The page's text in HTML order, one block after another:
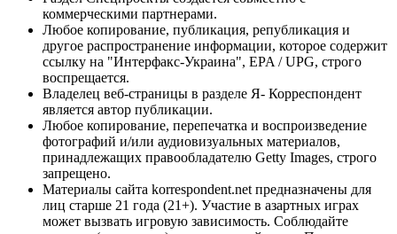
коммерческими партнерами.
Любое копирование, публикация, републикация и
другое распространение информации, которое содержит
ссылку на "Интерфакс-Украина", EPA / UPG, строго
воспрещается.
Владелец веб-страницы в разделе Я- Корреспондент
является автор публикации.
Любое копирование, перепечатка и воспроизведение
фотографий и/или аудиовизуальных материалов,
принадлежащих правообладателю Getty Images, строго
запрещено.
Материалы сайта korrespondent.net предназначены для
лиц старше 21 года (21+). Участие в азартных играх
может вызвать игровую зависимость. Соблюдайте